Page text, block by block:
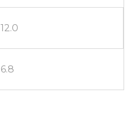
12.0
6.8